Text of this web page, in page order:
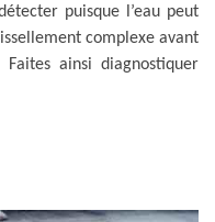
puisque l’eau peut
complexe avant
ainsi diagnostiquer